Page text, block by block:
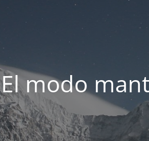
El modo